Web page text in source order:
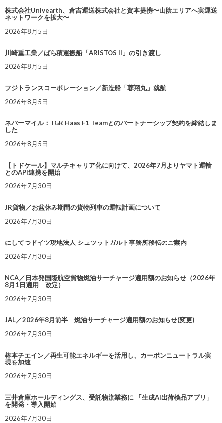
株式会社Univearth、倉吉運送株式会社と資本提携〜山陰エリアへ実運送
ネットワークを拡大〜
2026年8月5日
川崎重工業／ばら積運搬船「ARISTOS II」の引き渡し
2026年8月5日
フジトランスコーポレーション／新造船「蓉翔丸」就航
2026年8月5日
ネバーマイル：TGR Haas F1 Teamとのパートナーシップ契約を締結しま
した
2026年8月5日
【トドケール】マルチキャリア化に向けて、2026年7月よりヤマト運輸
とのAPI連携を開始
2026年7月30日
JR貨物／お盆休み期間の貨物列車の運転計画について
2026年7月30日
にしてつドイツ現地法人 シュツットガルト事務所移転のご案内
2026年7月30日
NCA／日本発国際航空貨物燃油サーチャージ適用額のお知らせ（2026年
8月1日適用 改定）
2026年7月30日
JAL／2026年8月前半 燃油サーチャージ適用額のお知らせ(変更)
2026年7月30日
椿本チエイン／再生可能エネルギーを活用し、カーボンニュートラル実
現を加速
2026年7月30日
三井倉庫ホールディングス、受託物流業務に 「生成AI出荷検品アプリ」
を開発・導入開始
2026年7月30日